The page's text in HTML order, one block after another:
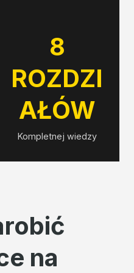
8
ROZDZI
AŁÓW
Kompletnej wiedzy
na